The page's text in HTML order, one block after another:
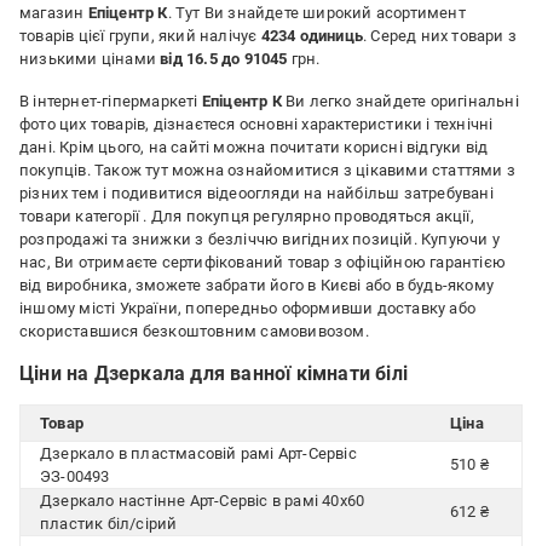
магазин Епіцентр К. Тут Ви знайдете широкий асортимент
товарів цієї групи, який налічує 4234 одиниць. Серед них товари з
низькими цінамивід 16.5 до 91045 грн.
В інтернет-гіпермаркеті Епіцентр КВи легко знайдете оригінальні
фото цих товарів, дізнаєтеся основні характеристики і технічні
дані. Крім цього, на сайті можна почитати корисні відгуки від
покупців. Також тут можна ознайомитися з цікавими статтями з
різних тем і подивитися відеоогляди на найбільш затребувані
товари категорії . Для покупця регулярно проводяться акції,
розпродажі та знижки з безліччю вигідних позицій. Купуючи у
нас, Ви отримаєте сертифікований товар з офіційною гарантією
від виробника, зможете забрати його в Києві або в будь-якому
іншому місті України, попередньо оформивши доставку або
скориставшися безкоштовним самовивозом.
Ціни на Дзеркала для ванної кімнати білі
Товар
Ціна
Дзеркало в пластмасовій рамі Арт-Сервіс
ЭЗ-00493
510 ₴
Дзеркало настінне Арт-Сервіс в рамі 40х60
пластик біл/сірий
612 ₴